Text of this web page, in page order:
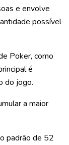
e envolve
possível
Poker, como
é
do jogo.
a maior
padrão de 52